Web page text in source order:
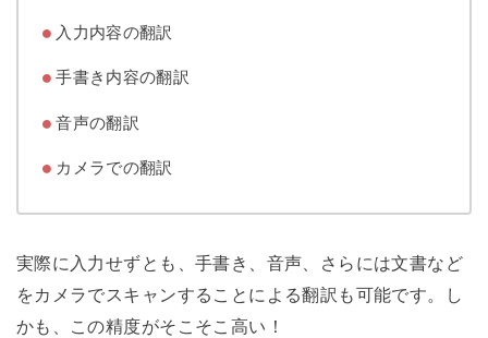
入力内容の翻訳
手書き内容の翻訳
音声の翻訳
カメラでの翻訳
実際に入力せずとも、手書き、音声、さらには文書など
をカメラでスキャンすることによる翻訳も可能です。し
かも、この精度がそこそこ高い！